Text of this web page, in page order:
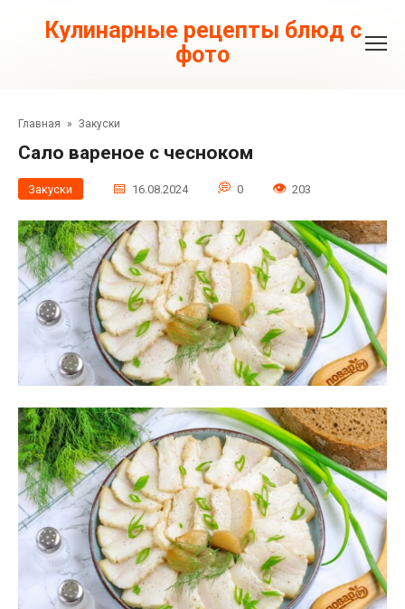
контентуКулинарные рецепты блюд с
фото
Главная » Закуски
Сало вареное с чесноком
Закуски 16.08.2024 0 203